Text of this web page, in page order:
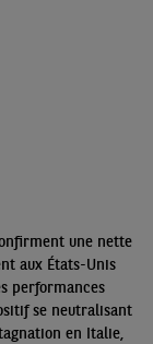
une nette
aux États-Unis
performances
se neutralisant
en Italie,